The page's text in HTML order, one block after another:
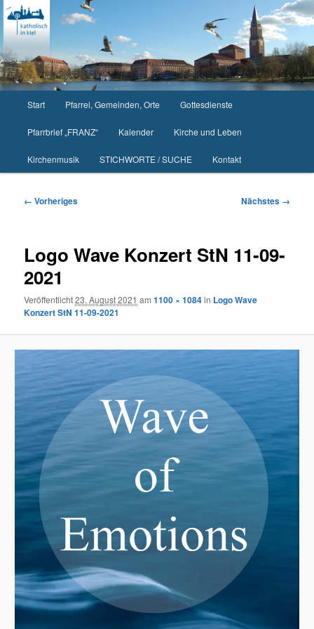
Zum
primären
Inhalt
springen
Start Pfarrei, Gemeinden, Orte Gottesdienste
Pfarrbrief „FRANZ“ Kalender Kirche und Leben
Kirchenmusik STICHWORTE / SUCHE Kontakt
Bilder-
← Vorheriges Nächstes →
Logo Wave Konzert StN 11-09-
2021
Veröffentlicht23. August 2021 am1100 × 1084in Logo Wave
Konzert StN 11-09-2021